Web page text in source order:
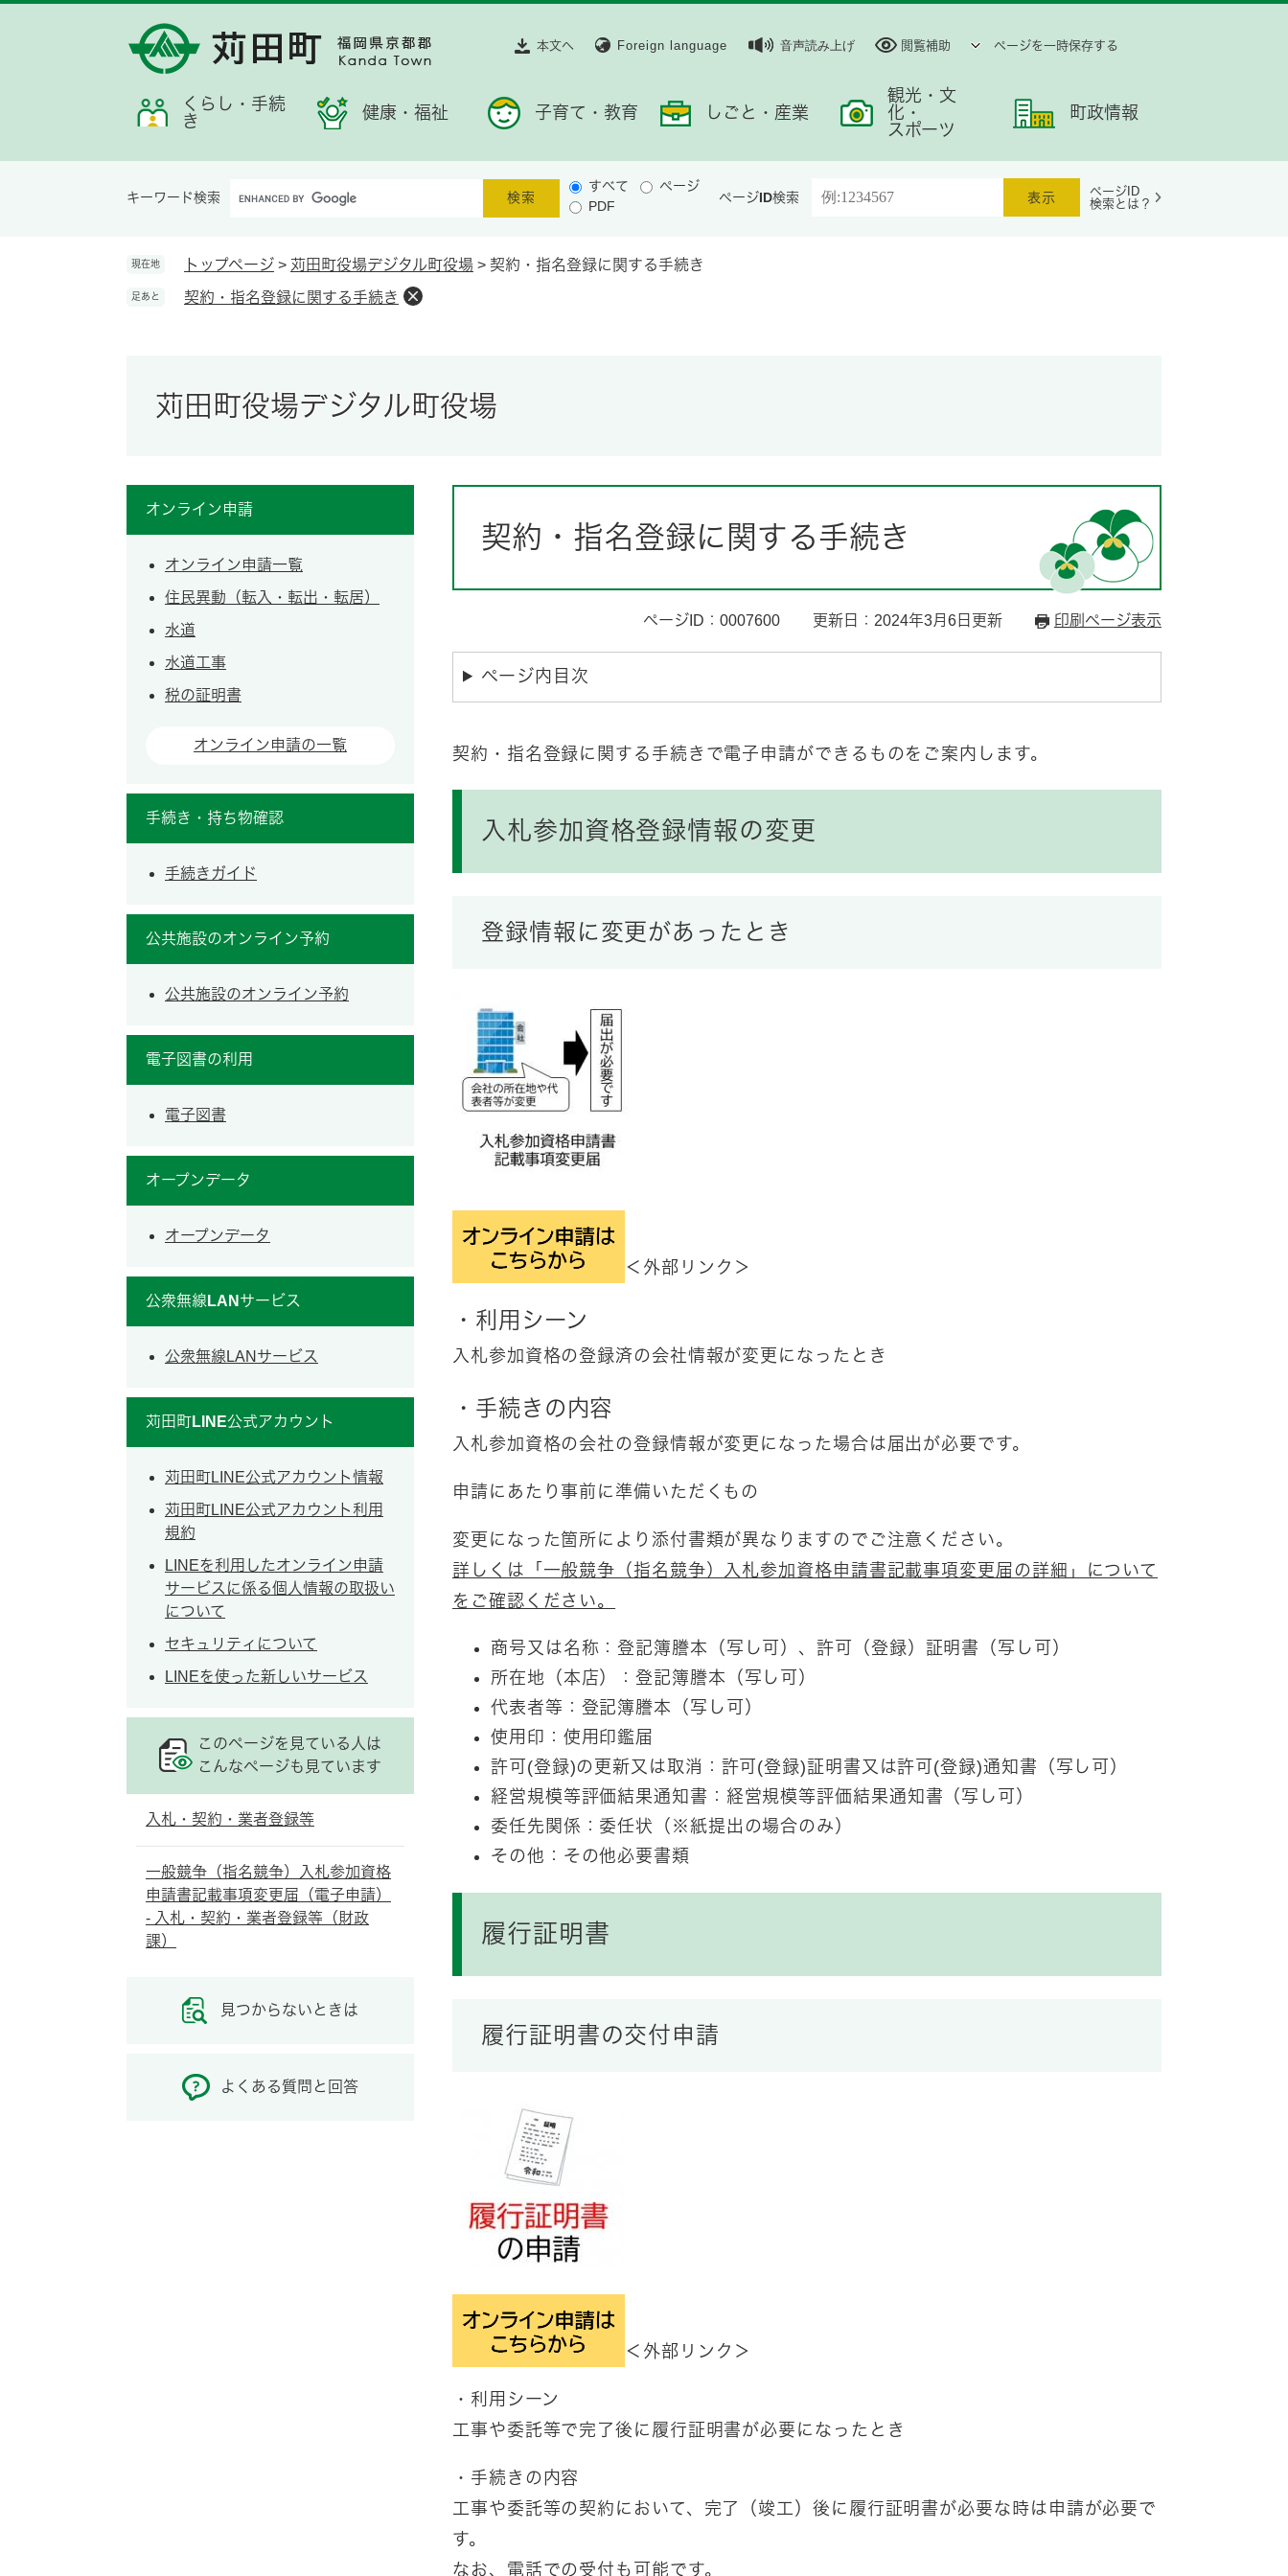
本文へ Foreign language 音声読み上げ 閲覧補助 ページを一時保存する
くらし・手続
き
健康・福祉 子育て・教育 しごと・産業
観光・文
化・
スポーツ
町政情報
キーワード検索
タ
検
すべて
ページ
PDF
ページID検索
ページID
検索とは？
現在地 トップページ > 苅田町役場デジタル町役場 > 契約・指名登録に関する手続き
足あと 契約・指名登録に関する手続き
苅田町役場デジタル町役場
契約・指名登録に関する手続き
ページID：0007600 更新日：2024年3月6日更新 印刷ページ表示
ページ内目次
​契約・指名登録に関する手続きで電子申請ができるものをご案内します。
入札参加資格登録情報の変更
登録情報に変更があったとき
＜外部リンク＞
・利用シーン
​入札参加資格の登録済の会社情報が変更になったとき
・手続きの内容
​​入札参加資格の会社の登録情報が変更になった場合は届出が必要です。
申請にあたり事前に準備いただくもの
変更になった箇所により添付書類が異なりますのでご注意ください。
詳しくは「一般競争（指名競争）入札参加資格申請書記載事項変更届の詳細」について
をご確認ください。
商号又は名称：登記簿謄本（写し可）、許可（登録）証明書（写し可）
所在地（本店）：登記簿謄本（写し可）
代表者等：登記簿謄本（写し可）
使用印：使用印鑑届
許可(登録)の更新又は取消：許可(登録)証明書又は許可(登録)通知書（写し可）
経営規模等評価結果通知書：経営規模等評価結果通知書（写し可）
委任先関係：委任状（※紙提出の場合のみ）
その他：その他必要書類
履行証明書
履行証明書の交付申請
＜外部リンク＞
・利用シーン
​工事や委託等で完了後に履行証明書が必要になったとき
・手続きの内容
​​工事や委託等の契約において、完了（竣工）後に履行証明書が必要な時は申請が必要で
す。
​なお、電話での受付も可能です。
オンライン申請
オンライン申請一覧
住民異動（転入・転出・転居）
水道
水道工事
税の証明書
オンライン申請の一覧
手続き・持ち物確認
手続きガイド
公共施設のオンライン予約
公共施設のオンライン予約
電子図書の利用
電子図書
オープンデータ
オープンデータ
公衆無線LANサービス
公衆無線LANサービス
苅田町LINE公式アカウント
苅田町LINE公式アカウント情報
苅田町LINE公式アカウント利用
規約
LINEを利用したオンライン申請
サービスに係る個人情報の取扱い
について
セキュリティについて
LINEを使った新しいサービス
このページを見ている人は
こんなページも見ています
入札・契約・業者登録等
一般競争（指名競争）入札参加資格
申請書記載事項変更届（電子申請）
- 入札・契約・業者登録等（財政
課）
見つからないときは
よくある質問と回答